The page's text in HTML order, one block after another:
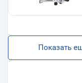
Показать